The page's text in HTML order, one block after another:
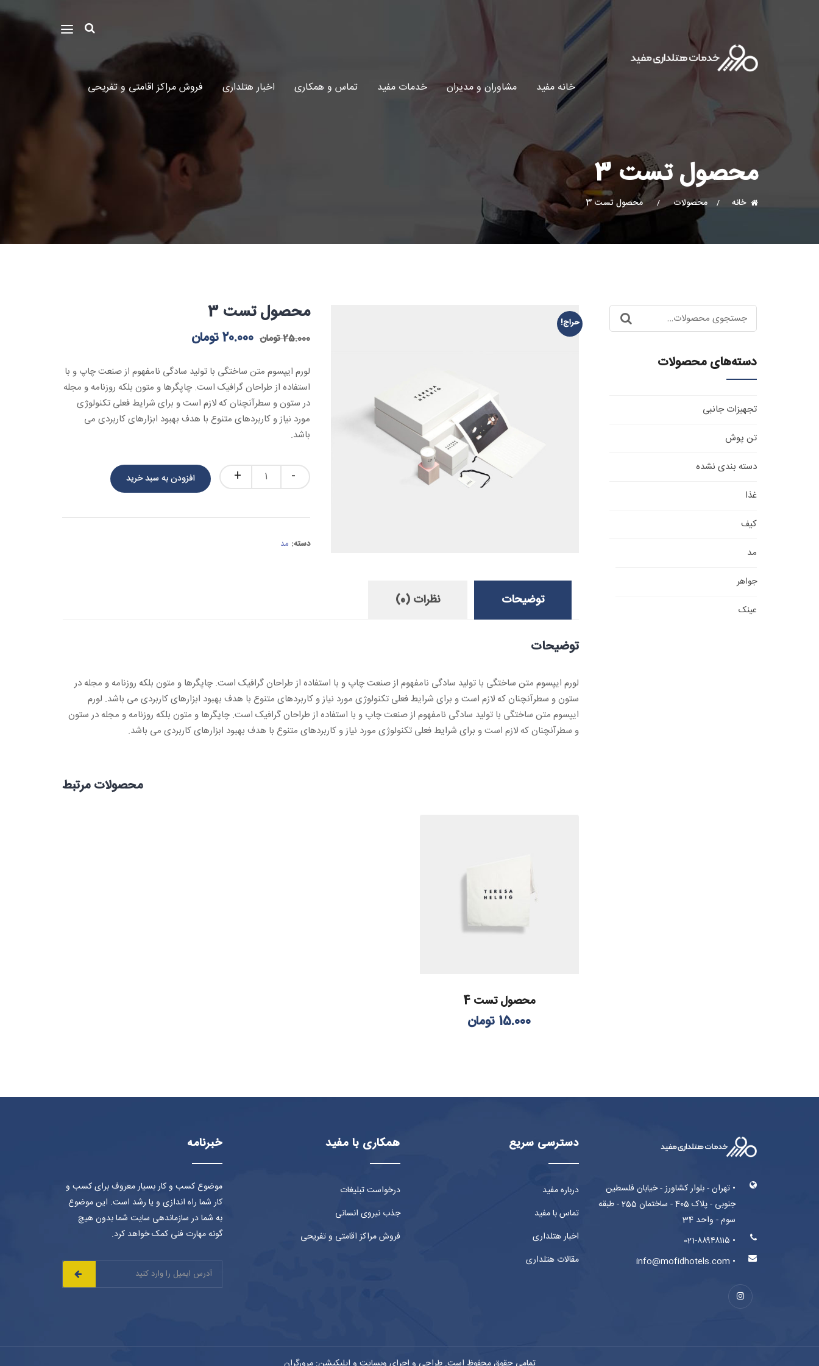
خانه مفید مشاوران و مدیران خدمات مفید تماس و همکاری اخبار هتلداری فروش مراکز اقامتی و تفریحی
محصول تست 3
خانه محصولات محصول تست 3
جستجو
برای:
دسته‌های محصولات
تجهیزات جانبی
تن پوش
دسته بندی نشده
غذا
کیف
مد
جواهر
عینک
حراج! محصول تست 3
25.000تومان 20.000تومان
لورم ایپسوم متن ساختگی با تولید سادگی نامفهوم از صنعت چاپ و با
استفاده از طراحان گرافیک است. چاپگرها و متون بلکه روزنامه و مجله
در ستون و سطرآنچنان که لازم است و برای شرایط فعلی تکنولوژی
مورد نیاز و کاربردهای متنوع با هدف بهبود ابزارهای کاربردی می
باشد.
تعداد افزودن به سبد خرید
دسته: مد
توضیحات نظرات (0)
توضیحات
لورم ایپسوم متن ساختگی با تولید سادگی نامفهوم از صنعت چاپ و با استفاده از طراحان گرافیک است. چاپگرها و متون بلکه روزنامه و مجله در
ستون و سطرآنچنان که لازم است و برای شرایط فعلی تکنولوژی مورد نیاز و کاربردهای متنوع با هدف بهبود ابزارهای کاربردی می باشد. لورم
ایپسوم متن ساختگی با تولید سادگی نامفهوم از صنعت چاپ و با استفاده از طراحان گرافیک است. چاپگرها و متون بلکه روزنامه و مجله در ستون
و سطرآنچنان که لازم است و برای شرایط فعلی تکنولوژی مورد نیاز و کاربردهای متنوع با هدف بهبود ابزارهای کاربردی می باشد.
محصولات مرتبط
محصول تست 4
15.000 تومان
• تهران - بلوار کشاورز - خیابان فلسطین
جنوبی - پلاک 405 - ساختمان 255 - طبقه
سوم - واحد 34
• 021-۸۸۹۴۸۱۱۵
• info@mofidhotels.com
دسترسی سریع
درباره مفید
تماس با مفید
اخبار هتلداری
مقالات هتلداری
همکاری با مفید
درخواست تبلیغات
جذب نیروی انسانی
فروش مراکز اقامتی و تفریحی
خبرنامه
موضوع کسب و کار بسیار معروف برای کسب و
کار شما راه اندازی و یا رشد است. این موضوع
به شما در سازماندهی سایت شما بدون هیچ
گونه مهارت فنی کمک خواهد کرد.